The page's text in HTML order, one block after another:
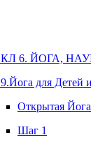
6. ЙОГА,
для Детей
Открытая Йога
Шаг 1